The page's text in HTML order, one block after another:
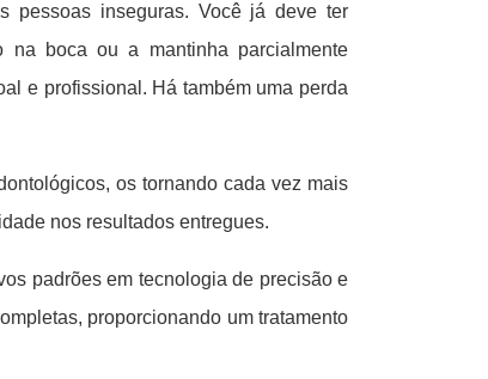
pessoas inseguras. Você já deve ter
na boca ou a mantinha parcialmente
e profissional. Há também uma perda
os tornando cada vez mais
nos resultados entregues.
padrões em tecnologia de precisão e
proporcionando um tratamento